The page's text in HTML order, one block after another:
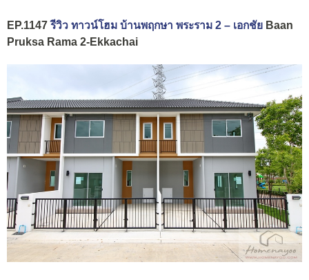
EP.1147รีวิว ทาวน์โฮม บ้านพฤกษา พระราม 2 – เอกชัย Baan
Pruksa Rama 2-Ekkachai